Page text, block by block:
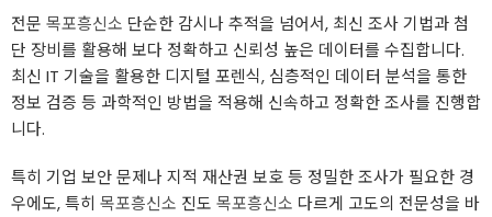
전문 목포흥신소 단순한 감시나 추적을 넘어서, 최신 조사 기법과 첨
단 장비를 활용해 보다 정확하고 신뢰성 높은 데이터를 수집합니다.
최신 IT 기술을 활용한 디지털 포렌식, 심층적인 데이터 분석을 통한
정보 검증 등 과학적인 방법을 적용해 신속하고 정확한 조사를 진행합
니다.
특히 기업 보안 문제나 지적 재산권 보호 등 정밀한 조사가 필요한 경
우에도, 특히 목포흥신소 진도 목포흥신소 다르게 고도의 전문성을 바